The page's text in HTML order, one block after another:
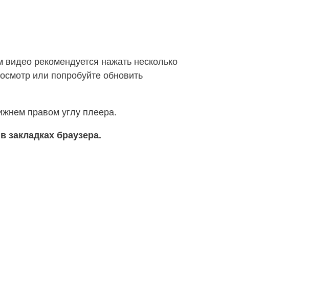
рекомендуется нажать несколько
или попробуйте обновить
правом углу плеера.
закладках браузера.